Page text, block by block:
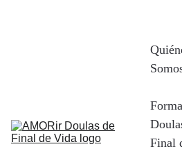
Final